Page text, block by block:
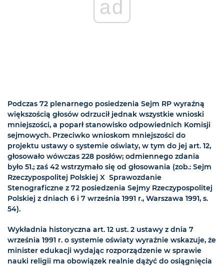
ad
Podczas 72 plenarnego posiedzenia Sejm RP wyraźną
większością głosów odrzucił jednak wszystkie wnioski
mniejszości, a poparł stanowisko odpowiednich Komisji
sejmowych. Przeciwko wnioskom mniejszości do
projektu ustawy o systemie oświaty, w tym do jej art. 12,
głosowało wówczas 228 posłów; odmiennego zdania
było 51.; zaś 42 wstrzymało się od głosowania (zob.: Sejm
Rzeczypospolitej Polskiej X Sprawozdanie
Stenograficzne z 72 posiedzenia Sejmy Rzeczypospolitej
Polskiej z dniach 6 i 7 września 1991 r., Warszawa 1991, s.
54).
Wykładnia historyczna art. 12 ust. 2 ustawy z dnia 7
września 1991 r. o systemie oświaty wyraźnie wskazuje, że
minister edukacji wydając rozporządzenie w sprawie
nauki religii ma obowiązek realnie dążyć do osiągnięcia